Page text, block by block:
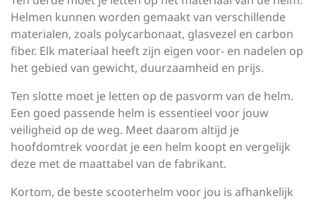
Helmen kunnen worden gemaakt van verschillende
materialen, zoals polycarbonaat, glasvezel en carbon
fiber. Elk materiaal heeft zijn eigen voor- en nadelen op
het gebied van gewicht, duurzaamheid en prijs.
Ten slotte moet je letten op de pasvorm van de helm.
Een goed passende helm is essentieel voor jouw
veiligheid op de weg. Meet daarom altijd je
hoofdomtrek voordat je een helm koopt en vergelijk
deze met de maattabel van de fabrikant.
Kortom, de beste scooterhelm voor jou is afhankelijk